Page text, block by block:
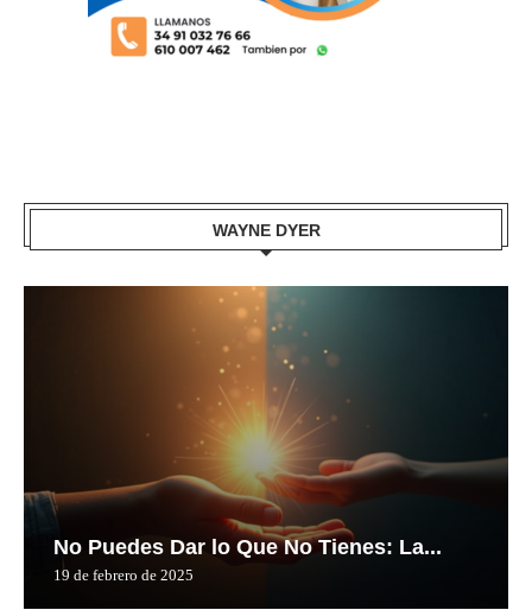
WAYNE DYER
No Puedes Dar lo Que No Tienes: La...
19 de febrero de 2025